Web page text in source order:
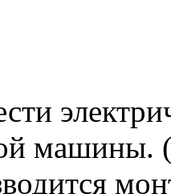
машины.